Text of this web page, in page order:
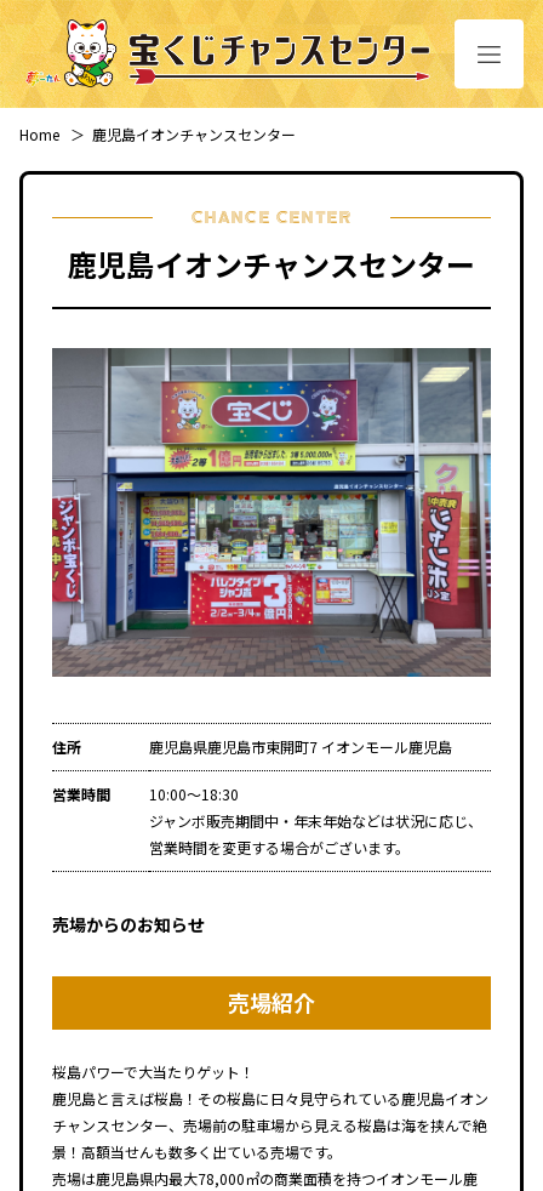
Home ＞ 鹿児島イオンチャンスセンター
CHANCE CENTER
鹿児島イオンチャンスセンター
住所 鹿児島県鹿児島市東開町7 イオンモール鹿児島
営業時間
10:00～18:30
ジャンボ販売期間中・年末年始などは状況に応じ、
営業時間を変更する場合がございます。
売場からのお知らせ
売場紹介
桜島パワーで大当たりゲット！
鹿児島と言えば桜島！その桜島に日々見守られている鹿児島イオン
チャンスセンター、売場前の駐車場から見える桜島は海を挟んで絶
景！高額当せんも数多く出ている売場です。
売場は鹿児島県内最大78,000㎡の商業面積を持つイオンモール鹿